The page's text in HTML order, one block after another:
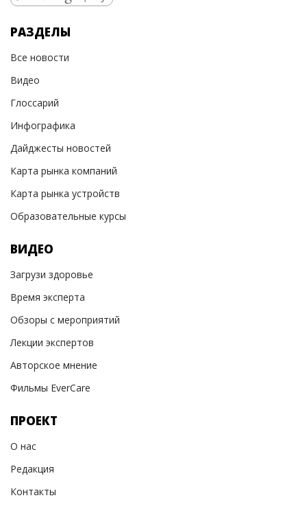
РАЗДЕЛЫ
Все новости
Видео
Глоссарий
Инфографика
Дайджесты новостей
Карта рынка компаний
Карта рынка устройств
Образовательные курсы
ВИДЕО
Загрузи здоровье
Время эксперта
Обзоры с мероприятий
Лекции экспертов
Авторское мнение
Фильмы EverCare
ПРОЕКТ
О нас
Редакция
Контакты